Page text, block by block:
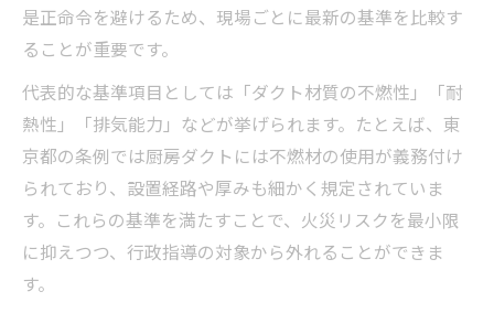
是正命令を避けるため、現場ごとに最新の基準を比較す
ることが重要です。
代表的な基準項目としては「ダクト材質の不燃性」「耐
熱性」「排気能力」などが挙げられます。たとえば、東
京都の条例では厨房ダクトには不燃材の使用が義務付け
られており、設置経路や厚みも細かく規定されていま
す。これらの基準を満たすことで、火災リスクを最小限
に抑えつつ、行政指導の対象から外れることができま
す。